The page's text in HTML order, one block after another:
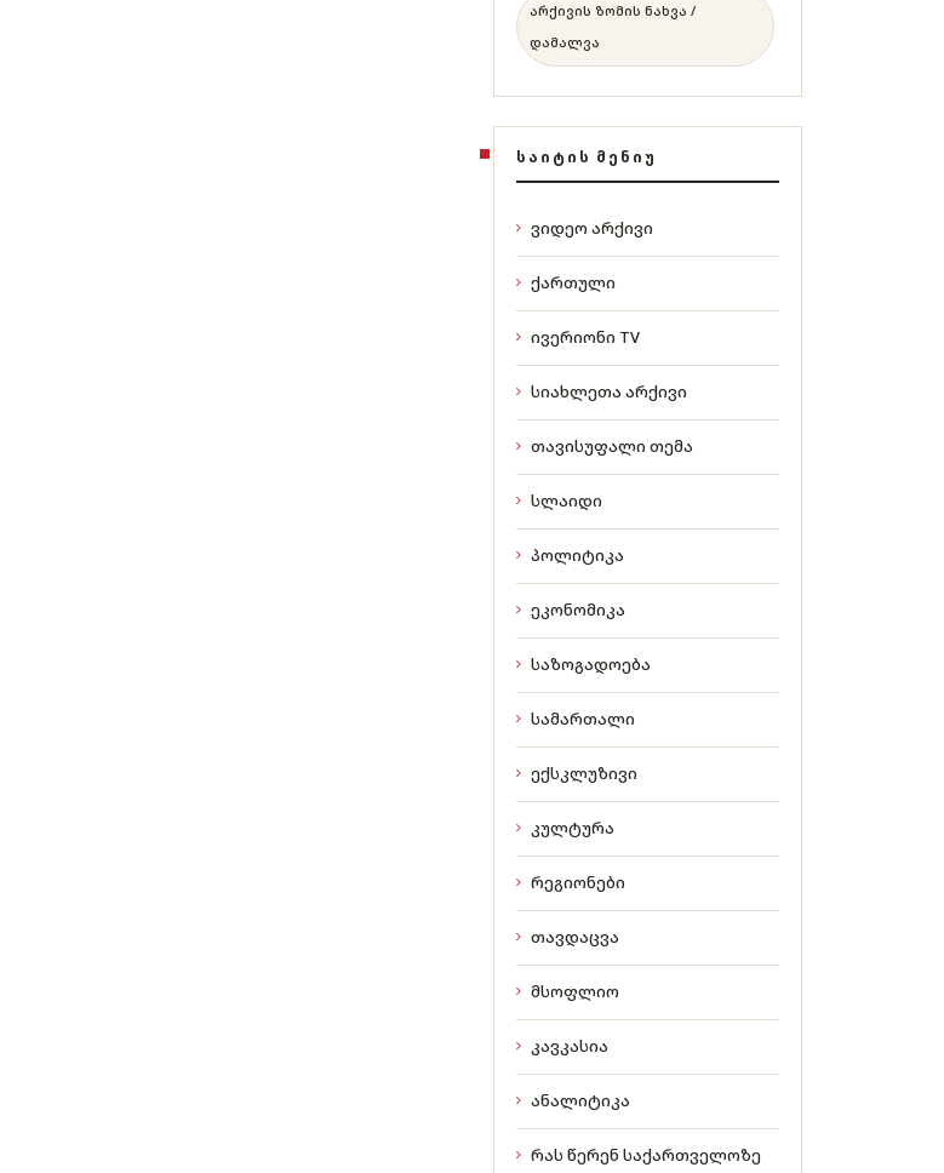
არქივის ზომის ნახვა /
დამალვა
ᲡᲐᲘᲢᲘᲡ ᲛᲔᲜᲘᲣ
ვიდეო არქივი
ქართული
ივერიონი TV
სიახლეთა არქივი
თავისუფალი თემა
სლაიდი
პოლიტიკა
ეკონომიკა
საზოგადოება
სამართალი
ექსკლუზივი
კულტურა
რეგიონები
თავდაცვა
მსოფლიო
კავკასია
ანალიტიკა
რას წერენ საქართველოზე